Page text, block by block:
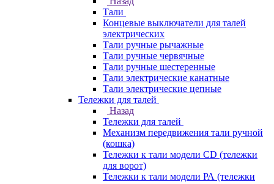
Тали
Концевые выключатели для талей
электрических
Тали ручные рычажные
Тали ручные червячные
Тали ручные шестеренные
Тали электрические канатные
Тали электрические цепные
Тележки для талей
Назад
Тележки для талей
Механизм передвижения тали ручной
(кошка)
Тележки к тали модели CD (тележки
для ворот)
Тележки к тали модели РА (тележки